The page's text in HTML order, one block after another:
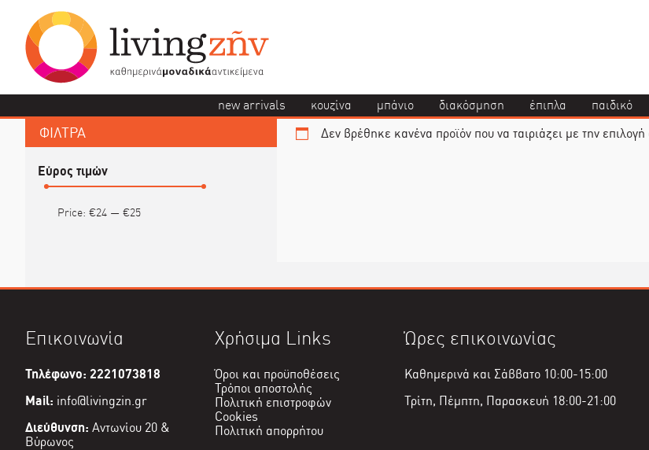
new arrivals κουζίνα μπάνιο διακόσμηση έπιπλα παιδικό
ΦΙΛΤΡΑ
Εύρος τιμών
Price: €24— €25
Δεν βρέθηκε κανένα προϊόν που να ταιριάζει με την
Επικοινωνία
Τηλέφωνο: 2221073818
Mail: info@livingzin.gr
Διεύθυνση: Αντωνίου 20 &
Βύρωνος
Χρήσιμα Links
Όροι και προϋποθέσεις
Τρόποι αποστολής
Πολιτική επιστροφών
Cookies
Πολιτική απορρήτου
Ώρες επικοινωνίας
Καθημερινά και Σάββατο 10:00-15:00
Τρίτη, Πέμπτη, Παρασκευή 18:00-21:00